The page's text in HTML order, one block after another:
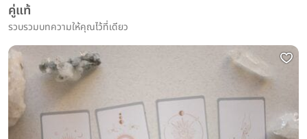
คู่แท้
รวบรวมบทความให้คุณไว้ที่เดียว